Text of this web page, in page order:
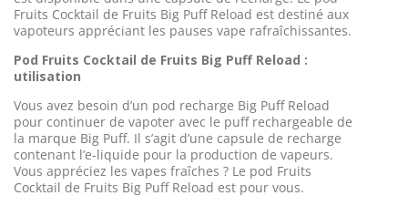
Fruits Cocktail de Fruits Big Puff Reload est destiné aux
vapoteurs appréciant les pauses vape rafraîchissantes.
Pod Fruits Cocktail de Fruits Big Puff Reload :
utilisation
Vous avez besoin d’un pod recharge Big Puff Reload
pour continuer de vapoter avec le puff rechargeable de
la marque Big Puff. Il s’agit d’une capsule de recharge
contenant l’e-liquide pour la production de vapeurs.
Vous appréciez les vapes fraîches ? Le pod Fruits
Cocktail de Fruits Big Puff Reload est pour vous.